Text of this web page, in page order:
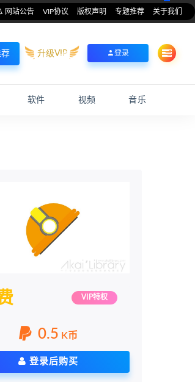
网站公告 VIP协议 版权声明 专题推荐 关于我们
升级VIP 登录
软件 视频 音乐
VIP特权
0.5 K币
登录后购买